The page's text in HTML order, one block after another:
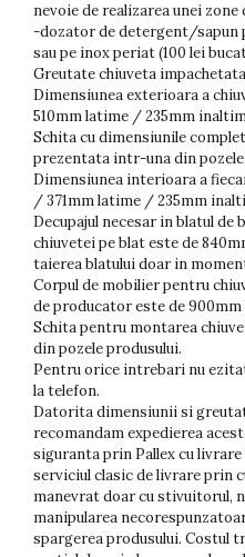
nevoie de realizarea unei
-dozator de detergent/sapun
sau pe inox periat (100 lei
Greutate chiuveta
Dimensiunea exterioara a
510mm latime / 235mm
Schita cu dimensiunile
prezentata intr-una din
Dimensiunea interioara a
/ 371mm latime / 235mm
Decupajul necesar in blatul
chiuvetei pe blat este de
taierea blatului doar in
Corpul de mobilier pentru
de producator este de 900mm
Schita pentru montarea
din pozele produsului.
Pentru orice intrebari nu
la telefon.
Datorita dimensiunii si
recomandam expedierea
siguranta prin Pallex cu livrare
serviciul clasic de livrare prin
manevrat doar cu stivuitorul,
manipularea
spargerea produsului. Costul